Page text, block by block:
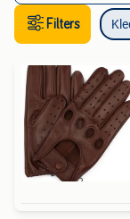
Filters